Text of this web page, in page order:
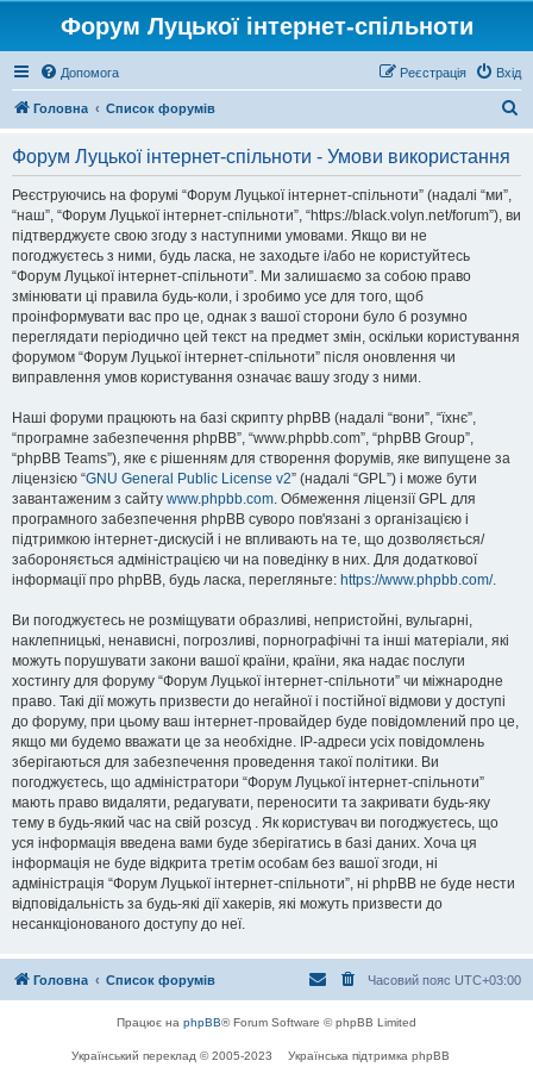
Форум Луцької інтернет-спільноти
Допомога Вхід
Реєстрація
Головна Список форумів
Форум Луцької інтернет-спільноти - Умови використання
Реєструючись на форумі “Форум Луцької інтернет-спільноти” (надалі “ми”,
“наш”, “Форум Луцької інтернет-спільноти”, “https://black.volyn.net/forum”), ви
підтверджуєте свою згоду з наступними умовами. Якщо ви не
погоджуєтесь з ними, будь ласка, не заходьте і/або не користуйтесь
“Форум Луцької інтернет-спільноти”. Ми залишаємо за собою право
змінювати ці правила будь-коли, і зробимо усе для того, щоб
проінформувати вас про це, однак з вашої сторони було б розумно
переглядати періодично цей текст на предмет змін, оскільки користування
форумом “Форум Луцької інтернет-спільноти” після оновлення чи
виправлення умов користування означає вашу згоду з ними.
Наші форуми працюють на базі скрипту phpBB (надалі “вони”, “їхнє”,
“програмне забезпечення phpBB”, “www.phpbb.com”, “phpBB Group”,
“phpBB Teams”), яке є рішенням для створення форумів, яке випущене за
ліцензією “GNU General Public License v2” (надалі “GPL”) і може бути
завантаженим з сайту www.phpbb.com. Обмеження ліцензії GPL для
програмного забезпечення phpBB суворо пов'язані з організацією і
підтримкою інтернет-дискусій і не впливають на те, що дозволяється/
забороняється адміністрацією чи на поведінку в них. Для додаткової
інформації про phpBB, будь ласка, перегляньте: https://www.phpbb.com/.
Ви погоджуєтесь не розміщувати образливі, непристойні, вульгарні,
наклепницькі, ненависні, погрозливі, порнографічні та інші матеріали, які
можуть порушувати закони вашої країни, країни, яка надає послуги
хостингу для форуму “Форум Луцької інтернет-спільноти” чи міжнародне
право. Такі дії можуть призвести до негайної і постійної відмови у доступі
до форуму, при цьому ваш інтернет-провайдер буде повідомлений про це,
якщо ми будемо вважати це за необхідне. IP-адреси усіх повідомлень
зберігаються для забезпечення проведення такої політики. Ви
погоджуєтесь, що адміністратори “Форум Луцької інтернет-спільноти”
мають право видаляти, редагувати, переносити та закривати будь-яку
тему в будь-який час на свій розсуд . Як користувач ви погоджуєтесь, що
уся інформація введена вами буде зберігатись в базі даних. Хоча ця
інформація не буде відкрита третім особам без вашої згоди, ні
адміністрація “Форум Луцької інтернет-спільноти”, ні phpBB не буде нести
відповідальність за будь-які дії хакерів, які можуть призвести до
несанкціонованого доступу до неї.
Головна Список форумів Часовий пояс UTC+03:00
Працює на phpBB® Forum Software © phpBB Limited
Український переклад © 2005-2023 Українська підтримка phpBB